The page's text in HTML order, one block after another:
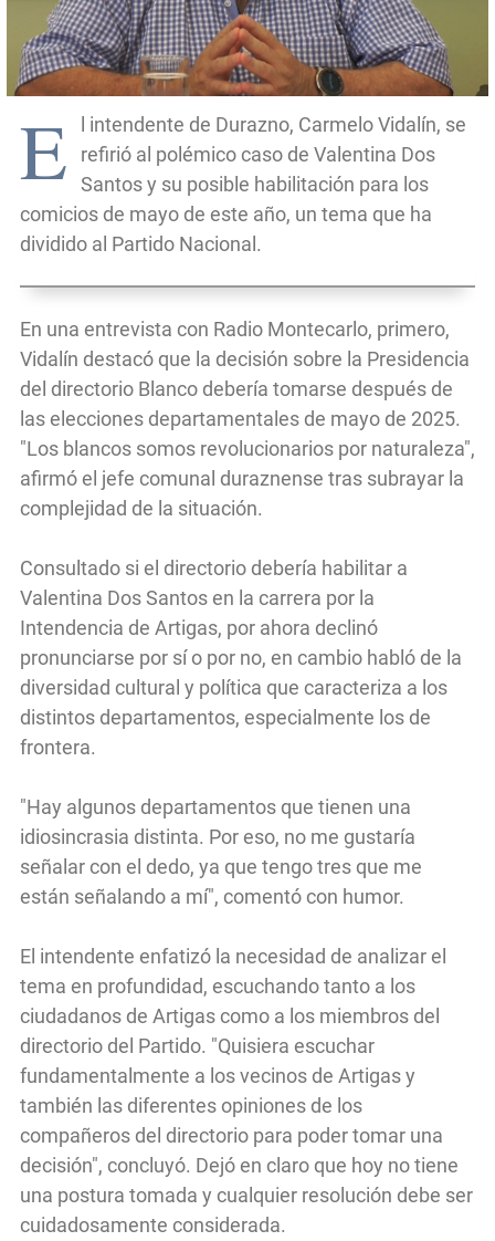
E
l intendente de Durazno, Carmelo Vidalín, se
refirió al polémico caso de Valentina Dos
Santos y su posible habilitación para los
comicios de mayo de este año, un tema que ha
dividido al Partido Nacional.
En una entrevista con Radio Montecarlo, primero,
Vidalín destacó que la decisión sobre la Presidencia
del directorio Blanco debería tomarse después de
las elecciones departamentales de mayo de 2025.
"Los blancos somos revolucionarios por naturaleza",
afirmó el jefe comunal duraznense tras subrayar la
complejidad de la situación.
Consultado si el directorio debería habilitar a
Valentina Dos Santos en la carrera por la
Intendencia de Artigas, por ahora declinó
pronunciarse por sí o por no, en cambio habló de la
diversidad cultural y política que caracteriza a los
distintos departamentos, especialmente los de
frontera.
"Hay algunos departamentos que tienen una
idiosincrasia distinta. Por eso, no me gustaría
señalar con el dedo, ya que tengo tres que me
están señalando a mí", comentó con humor.
El intendente enfatizó la necesidad de analizar el
tema en profundidad, escuchando tanto a los
ciudadanos de Artigas como a los miembros del
directorio del Partido. "Quisiera escuchar
fundamentalmente a los vecinos de Artigas y
también las diferentes opiniones de los
compañeros del directorio para poder tomar una
decisión", concluyó. Dejó en claro que hoy no tiene
una postura tomada y cualquier resolución debe ser
cuidadosamente considerada.